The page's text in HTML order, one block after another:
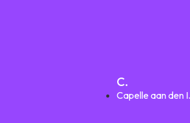
C.
Capelle aan den